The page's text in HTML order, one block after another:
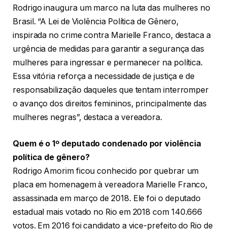
Rodrigo inaugura um marco na luta das mulheres no
Brasil. “A Lei de Violência Política de Gênero,
inspirada no crime contra Marielle Franco, destaca a
urgência de medidas para garantir a segurança das
mulheres para ingressar e permanecer na política.
Essa vitória reforça a necessidade de justiça e de
responsabilização daqueles que tentam interromper
o avanço dos direitos femininos, principalmente das
mulheres negras”, destaca a vereadora.
Quem é o 1º deputado condenado por violência
política de gênero?
Rodrigo Amorim ficou conhecido por quebrar um
placa em homenagem à vereadora Marielle Franco,
assassinada em março de 2018. Ele foi o deputado
estadual mais votado no Rio em 2018 com 140.666
votos. Em 2016 foi candidato a vice-prefeito do Rio de